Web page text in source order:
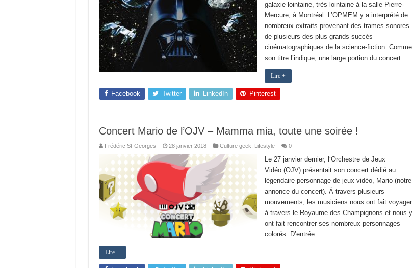
galaxie lointaine, très lointaine à la salle Pierre-
Mercure, à Montréal. L’OPMEM y a interprété de
nombreux extraits provenant des trames sonores
de plusieurs des plus grands succès
cinématographiques de la science-fiction. Comme
son titre l’indique, une large portion du concert …
Lire +
Facebook Twitter LinkedIn Pinterest
Concert Mario de l’OJV – Mamma mia, toute une soirée !
Frédéric St-Georges 28 janvier 2018 Culture geek Lifestyle 0
Le 27 janvier dernier, l‘Orchestre de Jeux
Vidéo (OJV) présentait son concert dédié au
légendaire personnage de jeux vidéo, Mario (notre
annonce du concert). À travers plusieurs
mouvements, les musiciens nous ont fait voyager
à travers le Royaume des Champignons et nous y
ont fait rencontrer ses nombreux personnages
colorés. D’entrée …
Lire +